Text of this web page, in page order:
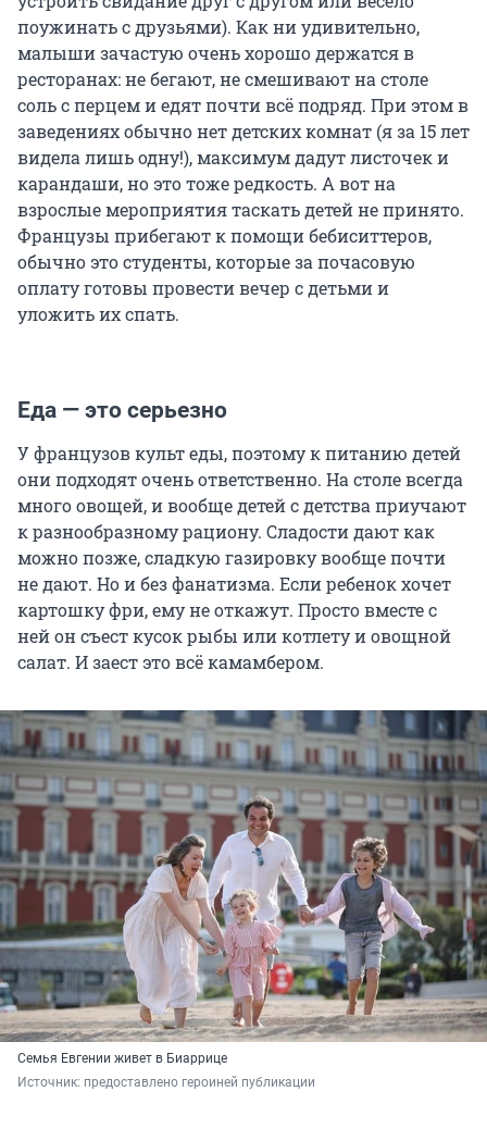
поужинать с друзьями). Как ни удивительно,
малыши зачастую очень хорошо держатся в
ресторанах: не бегают, не смешивают на столе
соль с перцем и едят почти всё подряд. При этом в
заведениях обычно нет детских комнат (я за 15 лет
видела лишь одну!), максимум дадут листочек и
карандаши, но это тоже редкость. А вот на
взрослые мероприятия таскать детей не принято.
Французы прибегают к помощи бебиситтеров,
обычно это студенты, которые за почасовую
оплату готовы провести вечер с детьми и
уложить их спать.
Еда — это серьезно
У французов культ еды, поэтому к питанию детей
они подходят очень ответственно. На столе всегда
много овощей, и вообще детей с детства приучают
к разнообразному рациону. Сладости дают как
можно позже, сладкую газировку вообще почти
не дают. Но и без фанатизма. Если ребенок хочет
картошку фри, ему не откажут. Просто вместе с
ней он съест кусок рыбы или котлету и овощной
салат. И заест это всё камамбером.
Семья Евгении живет в Биаррице
Источник: предоставлено героиней публикации